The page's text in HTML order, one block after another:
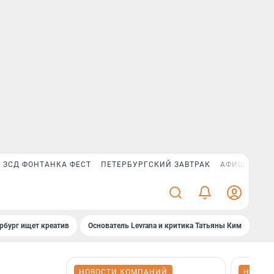
ЗСД ФОНТАНКА ФЕСТ ПЕТЕРБУРГСКИЙ ЗАВТРАК АФИША PLUS
ищет креатив Основатель Levrana и критика Татьяны Ким
НОВОСТИ КОМПАНИЙ